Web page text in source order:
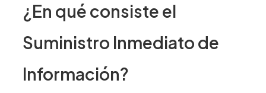
¿En qué consiste el
Suministro Inmediato de
Información?